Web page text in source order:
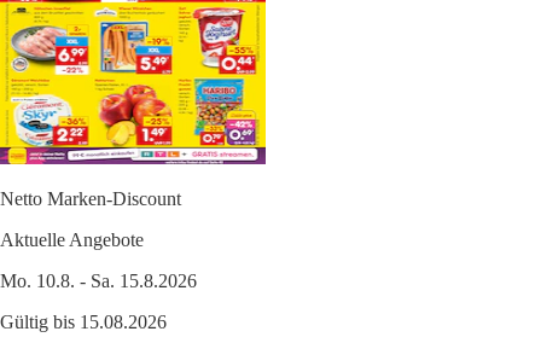
Netto Marken-Discount
Aktuelle Angebote
Mo. 10.8. - Sa. 15.8.2026
Gültig bis 15.08.2026